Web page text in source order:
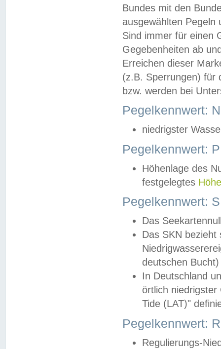
Bundes mit den
ausgewählten
Sind immer für einen
Gegebenheiten ab
Erreichen dieser
(z.B. Sperrungen) für
bzw. werden bei
Pegelkennwert:
niedrigster
Pegelkennwert:
Höhenlage des
festgelegtes
Pegelkennwert:
Das
Das SKN
deutschen
In Deutschland
örtlich
Tide (LAT)"
Pegelkennwert:
Regulierungs-